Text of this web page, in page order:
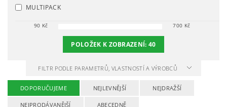
MULTIPACK
90 Kč 700 Kč
POLOŽEK K ZOBRAZENÍ:40
FILTR PODLE PARAMETRŮ, VLASTNOSTÍ A VÝROBCŮ
DOPORUČUJEME NEJLEVNĚJŠÍ NEJDRAŽŠÍ
NEJPRODÁVANĚJŠÍ ABECEDNĚ